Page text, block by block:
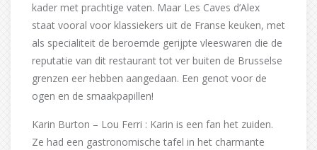
kader met prachtige vaten. Maar Les Caves d’Alex
staat vooral voor klassiekers uit de Franse keuken, met
als specialiteit de beroemde gerijpte vleeswaren die de
reputatie van dit restaurant tot ver buiten de Brusselse
grenzen eer hebben aangedaan. Een genot voor de
ogen en de smaakpapillen!
Karin Burton – Lou Ferri : Karin is een fan het zuiden.
Ze had een gastronomische tafel in het charmante